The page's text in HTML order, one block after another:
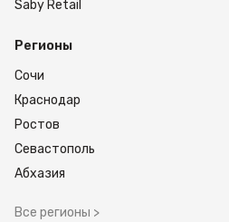
Saby Retail
Регионы
Сочи
Краснодар
Ростов
Севастополь
Абхазия
Все регионы >